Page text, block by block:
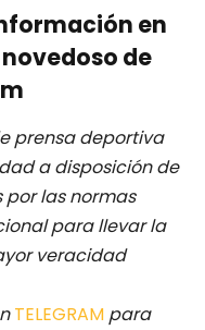
en
de
prensa deportiva
a disposición de
por las normas
para llevar la
veracidad
TELEGRAM para